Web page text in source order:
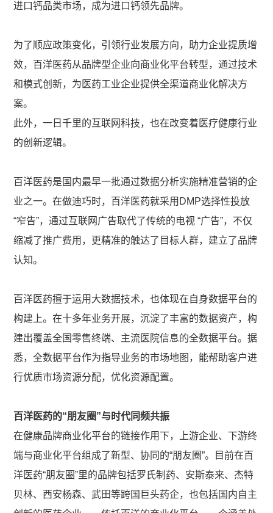
进口钙品类市场，成为进口钙领先品牌。
为了顺应政策变化，引领行业发展方向，助力企业提质增
效，百洋医药从品牌型企业向商业化平台转型，通过技术
和模式创新，为医药工业企业提供全渠道商业化解决方
案。
此外，一日千里的互联网科技，也在改变着医疗健康行业
的创新逻辑。
百洋医药是国内最早一批通过数据分析实施精准营销的企
业之一。在做迪巧时，百洋医药就采用DMP选择性投放
“窄告”，通过互联网广告取代了传统的电视 “广告”，不仅
缩减了推广费用，更精准的触达了目标人群，建立了品牌
认知。
百洋医药擅于运用大数据技术，也体现在自身数据平台的
构建上。在十多年业务开展，沉淀了丰富的数据资产，构
建出覆盖全国零售终端、主流医院信息的全数据平台。据
悉，全数据平台作为指导业务的市场地图，能帮助客户进
行优质市场资源分配，优化资源配置。
百洋医药的“朋友圈”与时代同频共振
在健康品牌商业化平台的链接作用下，上游企业、下游终
端与商业化平台组成了新型、协同的“朋友圈”。目前在百
洋医药“朋友圈”里的品牌包括罗氏制药、安斯泰来、杰特
贝林、西安杨森、武田等跨国巨头药企，也包括国内自主